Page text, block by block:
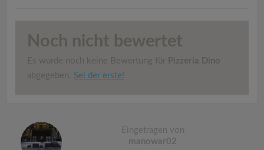
Noch nicht bewertet
Es wurde noch keine Bewertung für Pizzeria Dino
abgegeben. Sei der erste!
Eingetragen von
manowar02